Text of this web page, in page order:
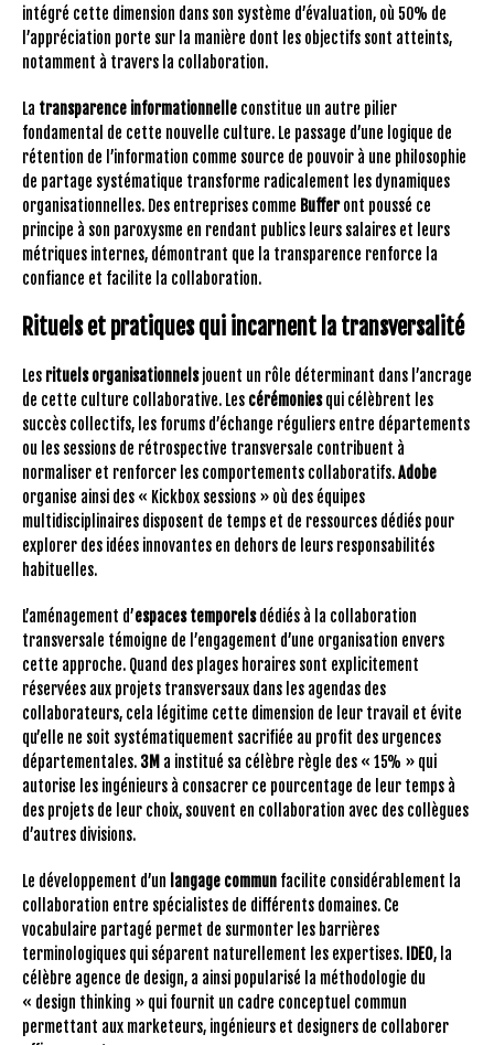
intégré cette dimension dans son système d’évaluation, où 50% de
l’appréciation porte sur la manière dont les objectifs sont atteints,
notamment à travers la collaboration.
La transparence informationnelle constitue un autre pilier
fondamental de cette nouvelle culture. Le passage d’une logique de
rétention de l’information comme source de pouvoir à une philosophie
de partage systématique transforme radicalement les dynamiques
organisationnelles. Des entreprises comme Bufferont poussé ce
principe à son paroxysme en rendant publics leurs salaires et leurs
métriques internes, démontrant que la transparence renforce la
confiance et facilite la collaboration.
Rituels et pratiques qui incarnent la transversalité
Les rituels organisationnelsjouent un rôle déterminant dans l’ancrage
de cette culture collaborative. Les cérémoniesqui célèbrent les
succès collectifs, les forums d’échange réguliers entre départements
ou les sessions de rétrospective transversale contribuent à
normaliser et renforcer les comportements collaboratifs.Adobe
organise ainsi des « Kickbox sessions » où des équipes
multidisciplinaires disposent de temps et de ressources dédiés pour
explorer des idées innovantes en dehors de leurs responsabilités
habituelles.
L’aménagement d’espaces temporelsdédiés à la collaboration
transversale témoigne de l’engagement d’une organisation envers
cette approche. Quand des plages horaires sont explicitement
réservées aux projets transversaux dans les agendas des
collaborateurs, cela légitime cette dimension de leur travail et évite
qu’elle ne soit systématiquement sacrifiée au profit des urgences
départementales. 3M a institué sa célèbre règle des « 15% » qui
autorise les ingénieurs à consacrer ce pourcentage de leur temps à
des projets de leur choix, souvent en collaboration avec des collègues
d’autres divisions.
Le développement d’un langage commun facilite considérablement la
collaboration entre spécialistes de différents domaines. Ce
vocabulaire partagé permet de surmonter les barrières
terminologiques qui séparent naturellement les expertises. IDEO, la
célèbre agence de design, a ainsi popularisé la méthodologie du
« design thinking » qui fournit un cadre conceptuel commun
permettant aux marketeurs, ingénieurs et designers de collaborer